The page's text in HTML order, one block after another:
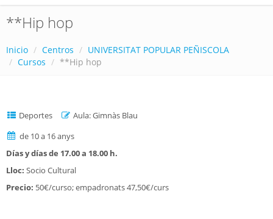
**Hip hop
Inicio Centros
UNIVERSITAT POPULAR PEÑISCOLA
Cursos
**Hip hop
Deportes
Aula: Gimnàs Blau
de 10 a 16 anys
Días y días de 17.00 a 18.00 h.
Lloc: Socio Cultural
Precio: 50€/curso; empadronats 47,50€/curs